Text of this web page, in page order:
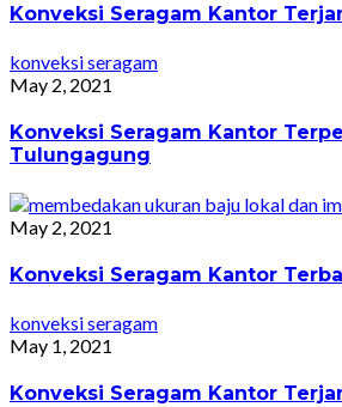
Konveksi Seragam Kantor
konveksi seragam
May 2, 2021
Konveksi Seragam Kantor
Tulungagung
May 2, 2021
Konveksi Seragam Kantor
konveksi seragam
May 1, 2021
Konveksi Seragam Kantor